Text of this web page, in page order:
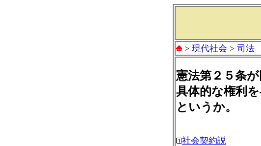
> 現代社会 > 司法
憲法第２５条
具体的な権利
というか。
社会契約説